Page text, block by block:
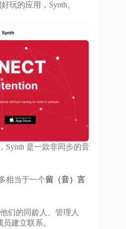
玩的应用，Synth。
Synth 是一款非同步的音
相当于一个留（音）言
们的同龄人、管理人
建立联系。